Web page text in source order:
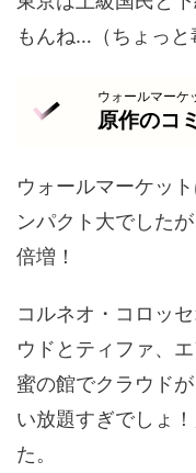
もんね…（ちょっと
ウォールマーケ
原作のコ
ウォールマーケッ
ンパクト大でした
倍増！
コルネオ・コロッ
ウドとティファ、
蜜の館でクラウド
い放題すぎでしょ
た。